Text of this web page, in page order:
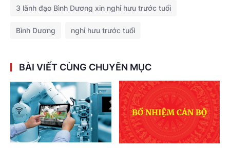
3 lãnh đạo Bình Dương xin nghỉ hưu trước tuổi
Bình Dương nghỉ hưu trước tuổi
BÀI VIẾT CÙNG CHUYÊN MỤC